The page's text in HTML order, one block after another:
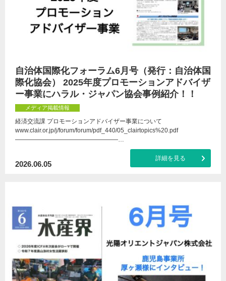
自治体国際化フォーラム6月号（発行：自治体国
際化協会） 2025年度プロモーションアドバイザ
ー事業にハラル・ジャパン協会事例紹介！！
メディア掲載情報
経済交流課 プロモーションアドバイザー事業について
www.clair.or.jp/j/forum/forum/pdf_440/05_clairtopics%20.pdf
―――――――――――――――――…
2026.06.05
詳細を見る